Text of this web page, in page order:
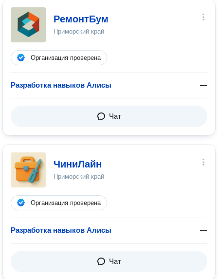
РемонтБум
Приморский край
Организация проверена
Разработка навыков Алисы —
Чат
ЧиниЛайн
Приморский край
Организация проверена
Разработка навыков Алисы —
Чат